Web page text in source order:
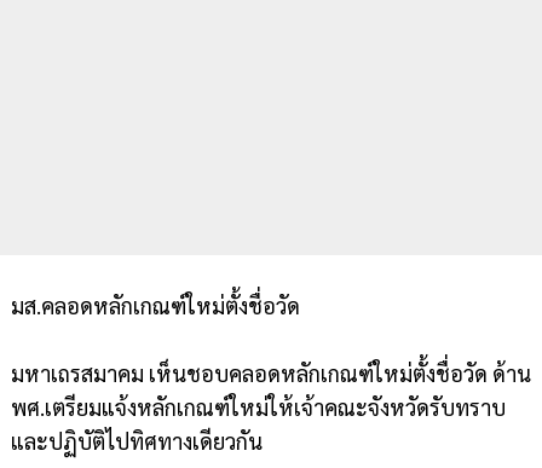
มส.คลอดหลักเกณฑ์ใหม่ตั้งชื่อวัด
มหาเถรสมาคม เห็นชอบคลอดหลักเกณฑ์ใหม่ตั้งชื่อวัด ด้าน
พศ.เตรียมแจ้งหลักเกณฑ์ใหม่ให้เจ้าคณะจังหวัดรับทราบ
และปฏิบัติไปทิศทางเดียวกัน